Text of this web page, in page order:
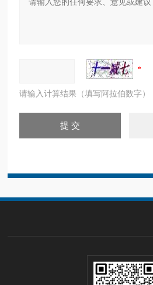
请输入计算结果（填写阿拉伯数字）